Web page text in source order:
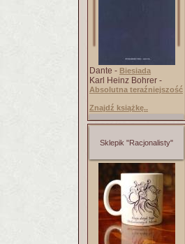
Dante - Biesiada
Karl Heinz Bohrer -
Absolutna teraźniejszość
Znajdź książkę..
Sklepik "Racjonalisty"